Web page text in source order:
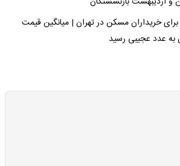
برای خریداران مسکن در تهران | میانگین قیمت
به عدد عجیبی رسید